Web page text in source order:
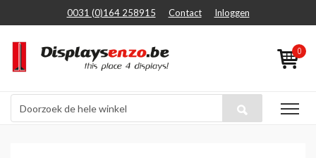
0031 (0)164 258915 Contact Inloggen
0